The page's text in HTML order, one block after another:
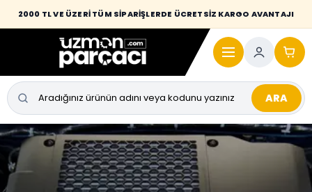
2000 TL VE ÜZERİ TÜM SİPARİŞLERDE ÜCRETSİZ KARGO AVANTAJI
ARA